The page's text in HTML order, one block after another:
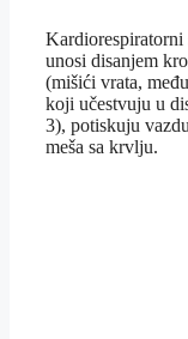
Kardiorespiratorni
unosi disanjem
(mišići vrata,
koji učestvuju u
3), potiskuju
meša sa krvlju.